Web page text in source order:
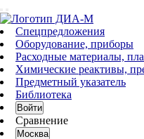
Спецпредложения
Оборудование, приборы
Расходные материалы,
Химические реактивы,
Предметный указатель
Библиотека
Войти
Сравнение
Москва